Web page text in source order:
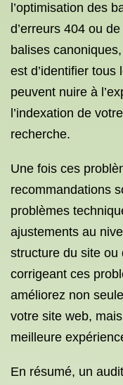
l’optimisation des
d’erreurs 404 ou
balises
est d’identifier
peuvent nuire à
l’indexation de
recherche.
Une fois ces
recommandations
problèmes
ajustements au
structure du site ou
corrigeant ces
améliorez non
votre site web,
meilleure
En résumé, un